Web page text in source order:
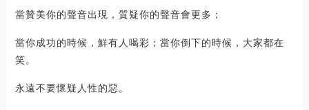
當贊美你的聲音出現，質疑你的聲音會更多；
當你成功的時候，鮮有人喝彩；當你倒下的時候，大家都在
笑。
永遠不要懷疑人性的惡。